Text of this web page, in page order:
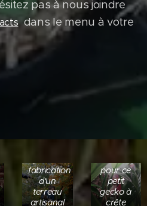
pas à nous joindre
dans le menu à votre
déchets
fabrication
d'un
terreau
artisanal
pour ce
petit
gecko à
crête
de notre
création.
L'incrustration
des